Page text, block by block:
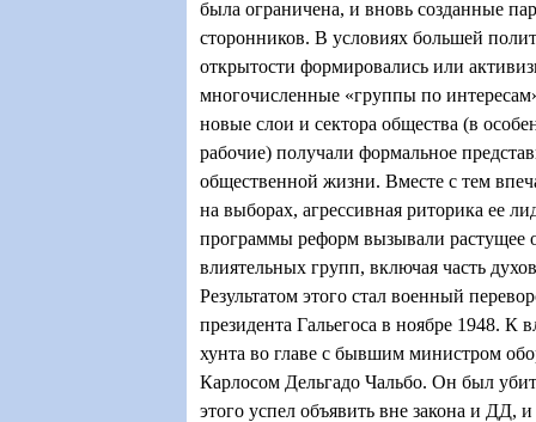
была ограничена, и вновь созданные
сторонников. В условиях большей
открытости формировались или
многочисленные «группы по
новые слои и сектора общества (в
рабочие) получали формальное
общественной жизни. Вместе с тем
на выборах, агрессивная риторика ее
программы реформ вызывали растущее
влиятельных групп, включая часть
Результатом этого стал военный
президента Гальегоса в ноябре 1948. К
хунта во главе с бывшим министром
Карлосом Дельгадо Чальбо. Он был
этого успел объявить вне закона и ДД,